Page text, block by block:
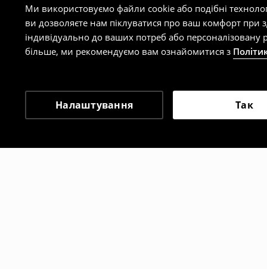
Ми використовуємо файли cookie або подібні
ви дозволяєте нам піклуватися про ваш комфорт при
індивідуально до ваших потреб або
більше, ми рекомендуємо вам ознайомитися з
Налаштування Так